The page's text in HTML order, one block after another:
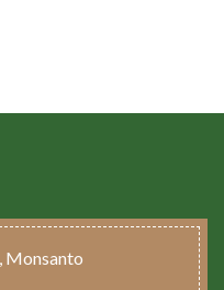
Monsanto